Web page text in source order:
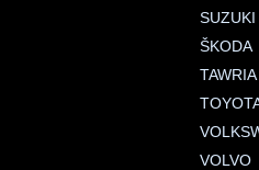
SUZUKI
ŠKODA
TAWRIA
VOLVO